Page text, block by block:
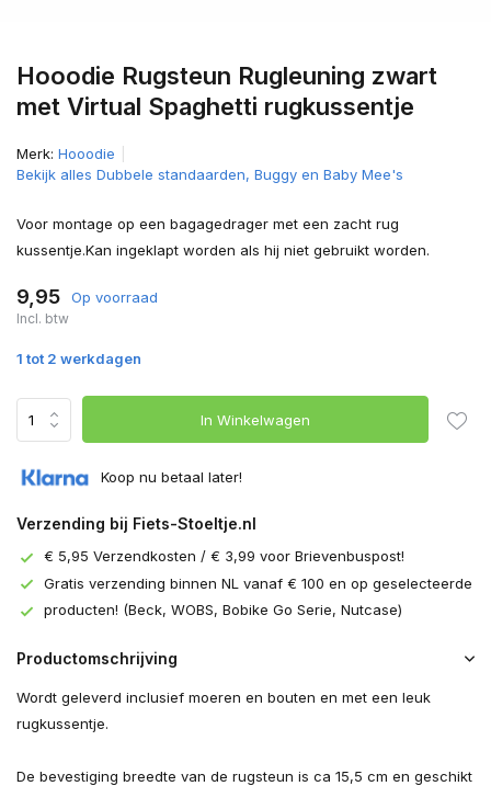
Hooodie Rugsteun Rugleuning zwart
met Virtual Spaghetti rugkussentje
Merk: Hooodie
Bekijk alles Dubbele standaarden, Buggy en Baby Mee's
Voor montage op een bagagedrager met een zacht rug
kussentje.Kan ingeklapt worden als hij niet gebruikt worden.
9,95 Op voorraad
Incl. btw
1 tot 2 werkdagen
In Winkelwagen
Koop nu betaal later!
Verzending bij Fiets-Stoeltje.nl
€ 5,95 Verzendkosten / € 3,99 voor Brievenbuspost!
Gratis verzending binnen NL vanaf € 100 en op geselecteerde
producten! (Beck, WOBS, Bobike Go Serie, Nutcase)
Productomschrijving
Wordt geleverd inclusief moeren en bouten en met een leuk
rugkussentje.
De bevestiging breedte van de rugsteun is ca 15,5 cm en geschikt